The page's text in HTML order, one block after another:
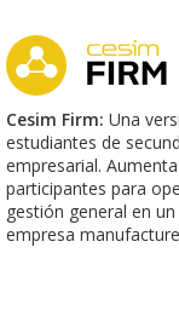
Cesim Firm: Una
estudiantes de
empresarial.
participantes para
gestión general en
empresa